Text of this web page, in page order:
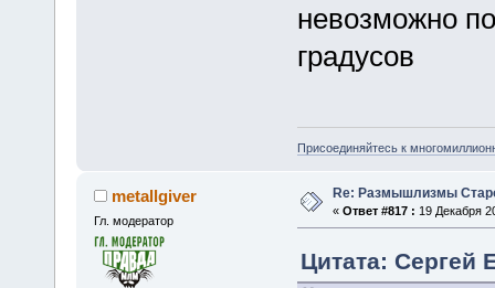
невозможно
градусов
Присоединяйтесь к
metallgiver
Гл. модератор
Re: Размышлизмы
« Ответ #817 : 19 Декабря
Цитата: Сергей